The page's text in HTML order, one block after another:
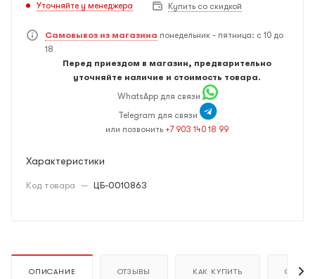
Уточняйте у менеджера Купить со скидкой
Самовывоз из магазина понедельник - пятница: с 10 до
18
Перед приездом в магазин, предварительно
уточняйте наличие и стоимость товара.
WhatsApp для связи
Telegram для связи
или позвонить +7 903 140 18 99
Характеристики
Код товара — ЦБ-0010863
ОПИСАНИЕ ОТЗЫВЫ КАК КУПИТЬ ОПЛАТА